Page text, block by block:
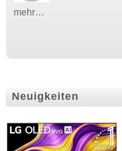
mehr…
Neuigkeiten